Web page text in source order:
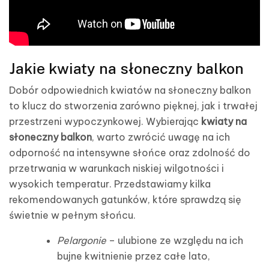
Jakie kwiaty na słoneczny balkon
Dobór odpowiednich kwiatów na słoneczny balkon
to klucz do stworzenia zarówno pięknej, jak i trwałej
przestrzeni wypoczynkowej. Wybierając kwiaty na
słoneczny balkon, warto zwrócić uwagę na ich
odporność na intensywne słońce oraz zdolność do
przetrwania w warunkach niskiej wilgotności i
wysokich temperatur. Przedstawiamy kilka
rekomendowanych gatunków, które sprawdzą się
świetnie w pełnym słońcu.
Pelargonie – ulubione ze względu na ich
bujne kwitnienie przez całe lato,